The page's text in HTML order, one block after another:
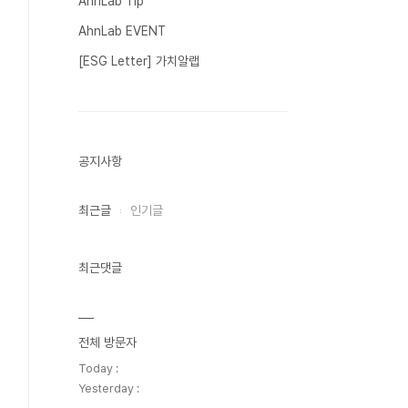
AhnLab EVENT
[ESG Letter] 가치알랩
공지사항
최근글 인기글
최근댓글
전체 방문자
Today :
Yesterday :